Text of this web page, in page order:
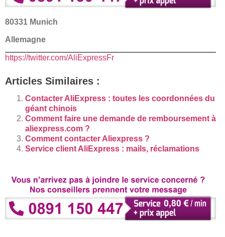
80331 Munich
Allemagne
https://twitter.com/AliExpressFr
Articles Similaires :
Contacter AliExpress : toutes les coordonnées du
géant chinois
Comment faire une demande de remboursement à
aliexpress.com ?
Comment contacter Aliexpress ?
Service client AliExpress : mails, réclamations